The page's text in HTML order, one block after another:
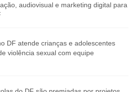
audiovisual e marketing digital para
DF atende crianças e adolescentes
violência sexual com equipe